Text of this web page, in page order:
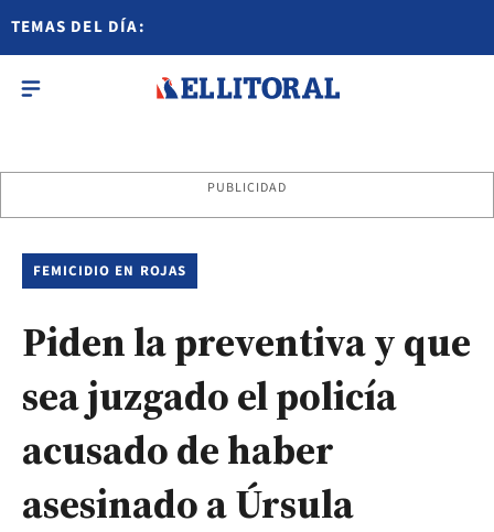
TEMAS DEL DÍA:
PUBLICIDAD
FEMICIDIO EN ROJAS
Piden la preventiva y que
sea juzgado el policía
acusado de haber
asesinado a Úrsula